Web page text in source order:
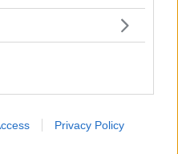
behaviour. You may click to
purposes in below Google
Privacy Policy